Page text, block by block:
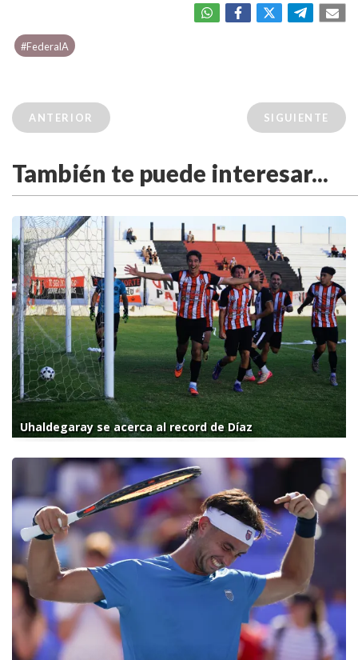
#FederalA
ANTERIOR SIGUIENTE
También te puede interesar...
Uhaldegaray se acerca al record de Díaz